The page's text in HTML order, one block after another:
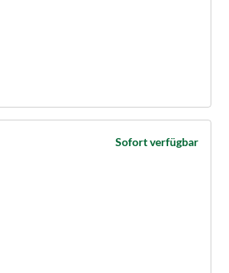
Sofort verfügbar